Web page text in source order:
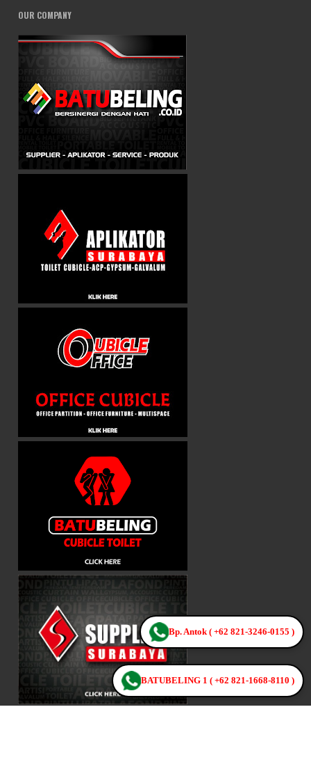
BATUBELING 1 ( +62 821-1668-8110 )
Bp. Antok ( +62 821-3246-0155 )
OUR COMPANY